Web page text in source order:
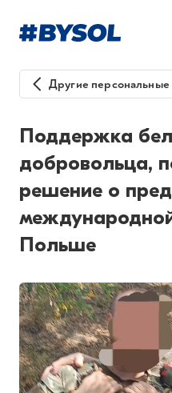
Другие
Поддержка
добровольца,
решение о
Польше